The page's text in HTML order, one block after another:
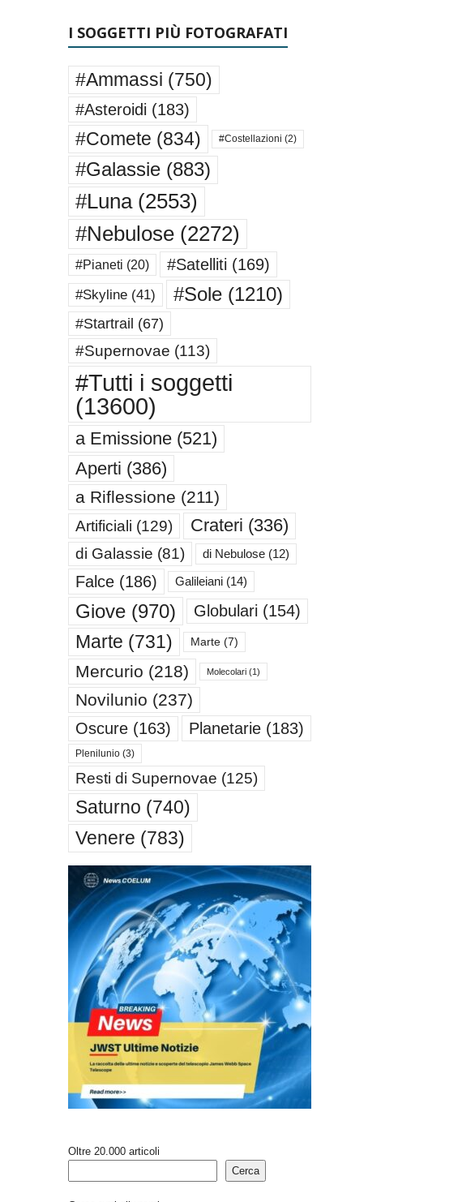
I SOGGETTI PIÙ FOTOGRAFATI
#Ammassi (750)
#Asteroidi (183)
#Comete (834) #Costellazioni (2)
#Galassie(883)
#Luna(2553)
#Nebulose(2272)
#Pianeti (20) #Satelliti (169)
#Skyline(41) #Sole(1210)
#Startrail (67)
#Supernovae (113)
#Tutti i soggetti
(13600)
a Emissione(521)
Aperti (386)
a Riflessione (211)
Artificiali (129) Crateri (336)
di Galassie (81) di Nebulose(12)
Falce(186) Galileiani(14)
Giove(970) Globulari (154)
Marte (731) Marte(7)
Mercurio (218) Molecolari(1)
Novilunio (237)
Oscure(163) Planetarie(183)
Plenilunio(3)
Resti di Supernovae (125)
Saturno (740)
Venere (783)
Oltre 20.000 articoli
Cerca